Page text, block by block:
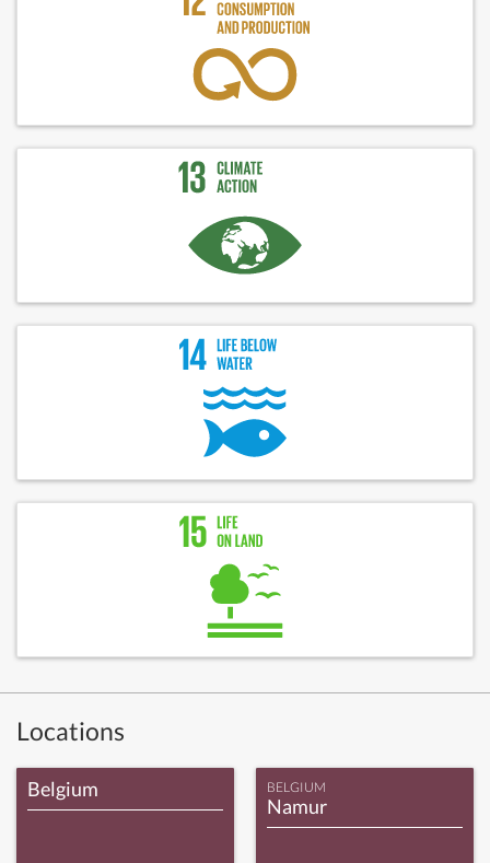
Locations
Belgium BELGIUM
Namur